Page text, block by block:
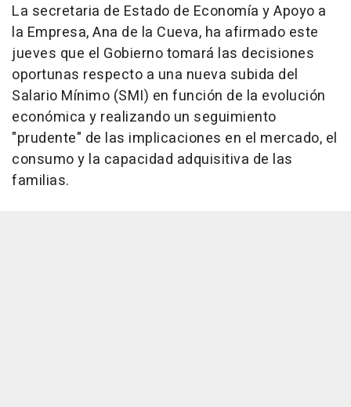
La secretaria de Estado de Economía y Apoyo a
la Empresa, Ana de la Cueva, ha afirmado este
jueves que el Gobierno tomará las decisiones
oportunas respecto a una nueva subida del
Salario Mínimo (SMI) en función de la evolución
económica y realizando un seguimiento
"prudente" de las implicaciones en el mercado, el
consumo y la capacidad adquisitiva de las
familias.